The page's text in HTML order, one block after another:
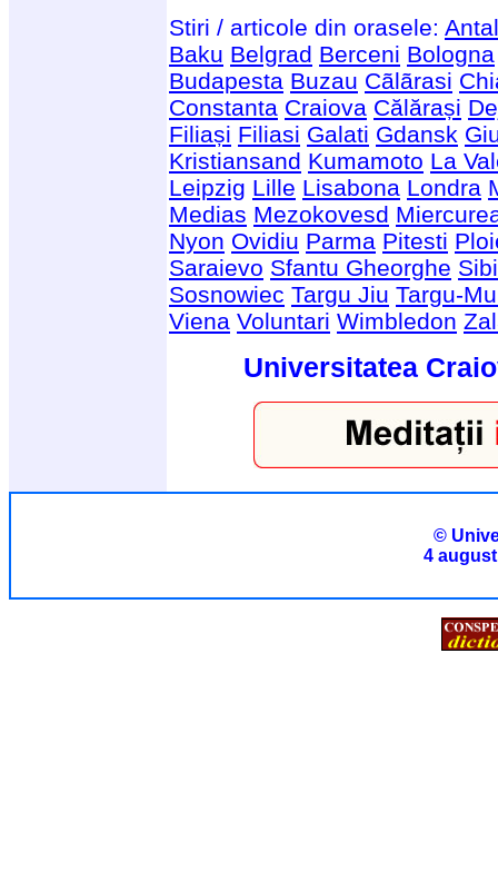
Stiri / articole din orasele:
Baku Belgrad Berceni Bologna
Budapesta Buzau Cãlãrasi
Constanta Craiova Călărași
Filiași Filiasi Galati Gdansk
Kristiansand Kumamoto La
Leipzig Lille Lisabona Londra
Medias Mezokovesd
Nyon Ovidiu Parma Pitesti
Saraievo Sfantu Gheorghe
Sosnowiec Targu Jiu Targu-
Viena Voluntari Wimbledon
Universitatea
©
4